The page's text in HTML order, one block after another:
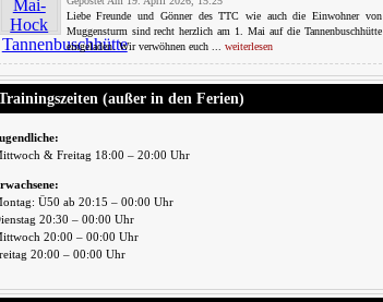
Liebe Freunde und Gönner des TTC wie auch die Einwohner von
Muggensturm sind recht herzlich am 1. Mai auf die Tannenbuschhütte
eingeladen. Wir verwöhnen euch ... weiterlesen
(außer in den Ferien)
& Freitag 18:00 – 20:00 Uhr
Ü50 ab 20:15 – 00:00 Uhr
20:30 – 00:00 Uhr
20:00 – 00:00 Uhr
20:00 – 00:00 Uhr